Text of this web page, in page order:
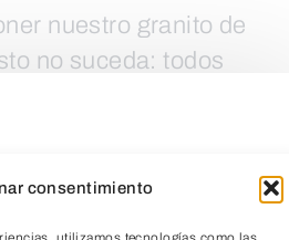
consentimiento
nuestro granito de
no suceda: todos